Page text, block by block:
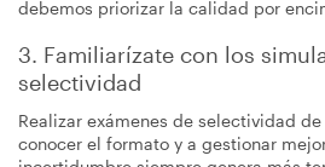
debemos priorizar la calidad por
3. Familiarízate con los
selectividad
Realizar exámenes de selectividad
conocer el formato y a gestionar